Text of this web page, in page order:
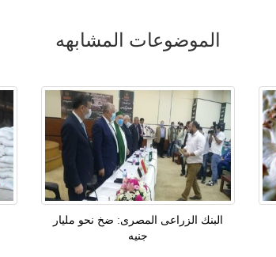
الموضوعات المشابهه
البنك الزراعى المصرى: ضخ نحو مليار
جنيه